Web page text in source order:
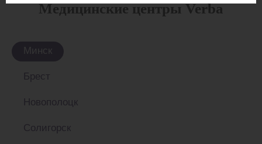
Медицинские центры Verba
Минск
Брест
Новополоцк
Солигорск